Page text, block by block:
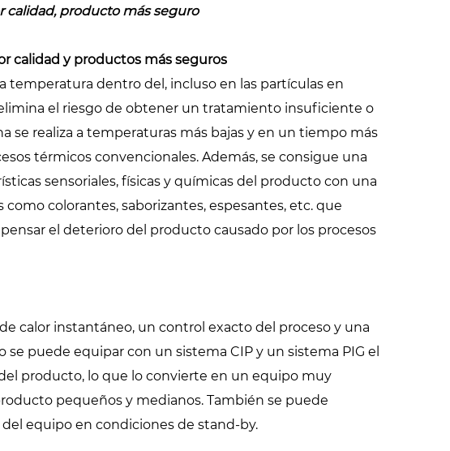
producto más seguro
calidad y productos más seguros
temperatura dentro del, incluso en las partículas en
el riesgo de obtener un tratamiento insuficiente o
se realiza a temperaturas más bajas y en un tiempo más
térmicos convencionales. Además, se consigue una
sensoriales, físicas y químicas del producto con una
colorantes, saborizantes, espesantes, etc. que
el deterioro del producto causado por los procesos
calor instantáneo, un control exacto del proceso y una
puede equipar con un sistema CIP y un sistema PIG el
producto, lo que lo convierte en un equipo muy
pequeños y medianos. También se puede
equipo en condiciones de stand-by.